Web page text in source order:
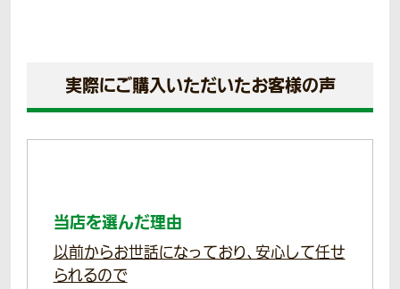
実際にご購入いただいたお客様の声
当店を選んだ理由
以前からお世話になっており、安心して任せ
られるので